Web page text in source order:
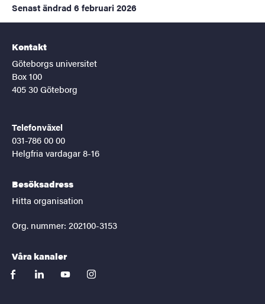
Senast ändrad 6 februari 2026
Kontakt
Göteborgs universitet
Box 100
405 30 Göteborg
Telefonväxel
031-786 00 00
Helgfria vardagar 8-16
Besöksadress
Hitta organisation
Org. nummer: 202100-3153
Våra kanaler
facebooklinkedinyoutubeinstagram